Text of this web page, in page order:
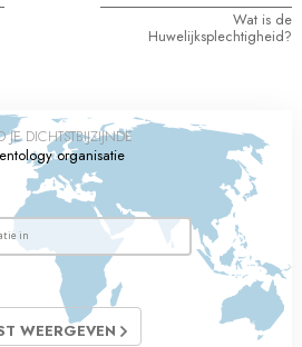
Wat is de
Huwelijksplechtigheid?
JE DICHTSTBIJZIJNDE
organisatie
WEERGEVEN